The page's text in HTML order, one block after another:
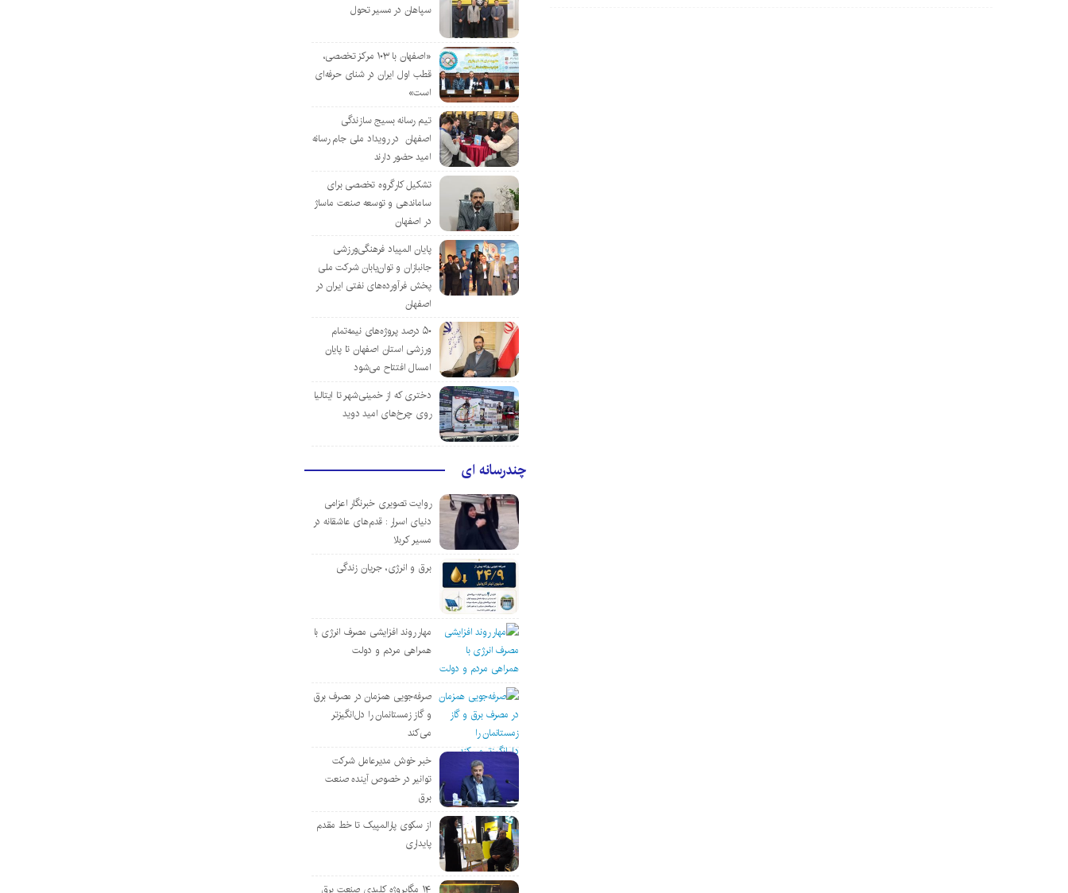
سپاهان در مسیر تحول
«اصفهان با ۱۰۳ مرکز تخصصی،
قطب اول ایران در شنای حرفه‌ای
است»
تیم رسانه بسیج سازندگی
اصفهان در رویداد ملی جام رسانه
امید حضور دارند
تشکیل کارگروه تخصصی برای
ساماندهی و توسعه صنعت ماساژ
در اصفهان
پایان المپیاد فرهنگی‌ورزشی
جانبازان و توان‌یابان شرکت ملی
پخش فرآورده‌های نفتی ایران در
اصفهان
۵۰ درصد پروژه‌های نیمه‌تمام
ورزشی استان اصفهان تا پایان
امسال افتتاح می‌شود
دختری که از خمینی‌شهر تا ایتالیا
روی چرخ‌های امید دوید
چندرسانه ای
روایت تصویری خبرنگار اعزامی
دنیای اسرار : قدم‌های عاشقانه در
مسیر کربلا
برق و انرژی، جریان زندگی
مهار روند افزایشی مصرف انرژی با
همراهی مردم و دولت
صرفه‌جویی همزمان در مصرف برق
و گاز زمستانمان را دل‌انگیزتر
می‌کند
خبر خوش مدیرعامل شرکت
توانیر در خصوص آینده صنعت
برق
از سکوی پارالمپیک تا خط مقدم
پایداری
۱۴ مگاپروژه‌ کلیدی صنعت برق